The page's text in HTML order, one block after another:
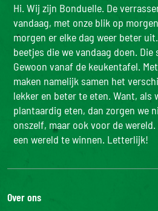
Hi. Wij zijn Bonduelle. De
vandaag, met onze blik op
morgen er elke dag weer beter
beetjes die we vandaag doen.
Gewoon vanaf de keukentafel.
maken namelijk samen het
lekker en beter te eten. Want, als
plantaardig eten, dan zorgen we
onszelf, maar ook voor de
een wereld te winnen. Letterlijk!
Over ons